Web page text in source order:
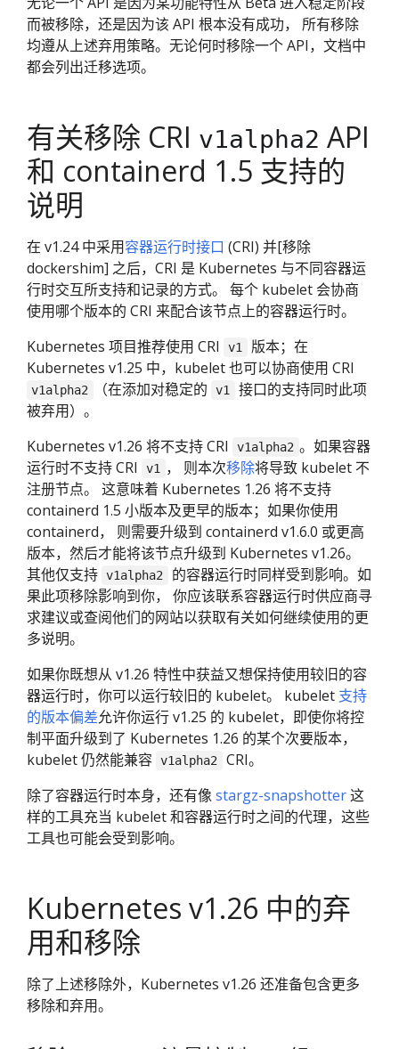
而被移除，还是因为该 API 根本没有成功， 所有移除
均遵从上述弃用策略。无论何时移除一个 API，文档中
都会列出迁移选项。
有关移除 CRI v1alpha2 API
和 containerd 1.5 支持的
说明
在 v1.24 中采用容器运行时接口 (CRI) 并[移除
dockershim] 之后，CRI 是 Kubernetes 与不同容器运
行时交互所支持和记录的方式。 每个 kubelet 会协商
使用哪个版本的 CRI 来配合该节点上的容器运行时。
Kubernetes 项目推荐使用 CRI
v1
版本；在
Kubernetes v1.25 中，kubelet 也可以协商使用 CRI
v1alpha2 （在添加对稳定的 v1
接口的支持同时此项
被弃用）。
Kubernetes v1.26 将不支持 CRI
v1alpha2 。如果容器
运行时不支持 CRI
v1 ， 则本次移除将导致 kubelet 不
注册节点。 这意味着 Kubernetes 1.26 将不支持
containerd 1.5 小版本及更早的版本；如果你使用
containerd， 则需要升级到 containerd v1.6.0 或更高
版本，然后才能将该节点升级到 Kubernetes v1.26。
其他仅支持 v1alpha2
的容器运行时同样受到影响。如
果此项移除影响到你， 你应该联系容器运行时供应商寻
求建议或查阅他们的网站以获取有关如何继续使用的更
多说明。
如果你既想从 v1.26 特性中获益又想保持使用较旧的容
器运行时，你可以运行较旧的 kubelet。 kubelet 支持
的版本偏差允许你运行 v1.25 的 kubelet，即使你将控
制平面升级到了 Kubernetes 1.26 的某个次要版本，
kubelet 仍然能兼容 v1alpha2
CRI。
除了容器运行时本身，还有像 stargz-snapshotter这
样的工具充当 kubelet 和容器运行时之间的代理，这些
工具也可能会受到影响。
Kubernetes v1.26 中的弃
用和移除
除了上述移除外，Kubernetes v1.26 还准备包含更多
移除和弃用。